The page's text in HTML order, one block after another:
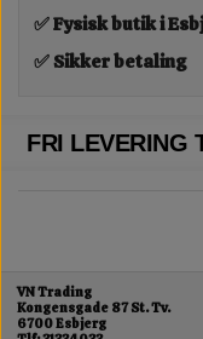
✅ Fysisk butik i
✅ Sikker betaling
FRI LEVERING
VN Trading
Kongensgade 87 St. Tv.
6700 Esbjerg